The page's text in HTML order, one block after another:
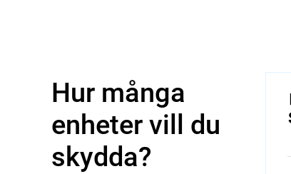
Hur många
enheter vill du
skydda?